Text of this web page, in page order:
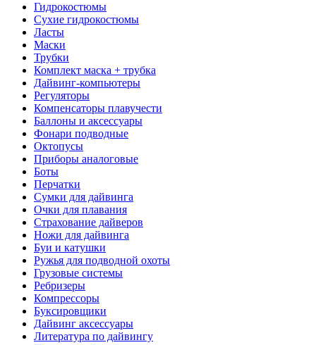
Гидрокостюмы
Сухие гидрокостюмы
Ласты
Маски
Трубки
Комплект маска + трубка
Дайвинг-компьютеры
Регуляторы
Компенсаторы плавучести
Баллоны и аксессуары
Фонари подводные
Октопусы
Приборы аналоговые
Боты
Перчатки
Сумки для дайвинга
Очки для плавания
Страхование дайверов
Ножи для дайвинга
Буи и катушки
Ружья для подводной охоты
Грузовые системы
Ребризеры
Компрессоры
Буксировщики
Дайвинг аксессуары
Литература по дайвингу